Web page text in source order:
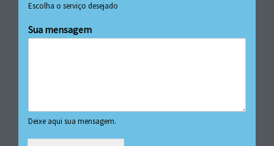
Escolha o serviço desejado
Sua mensagem
Deixe aqui sua mensagem.